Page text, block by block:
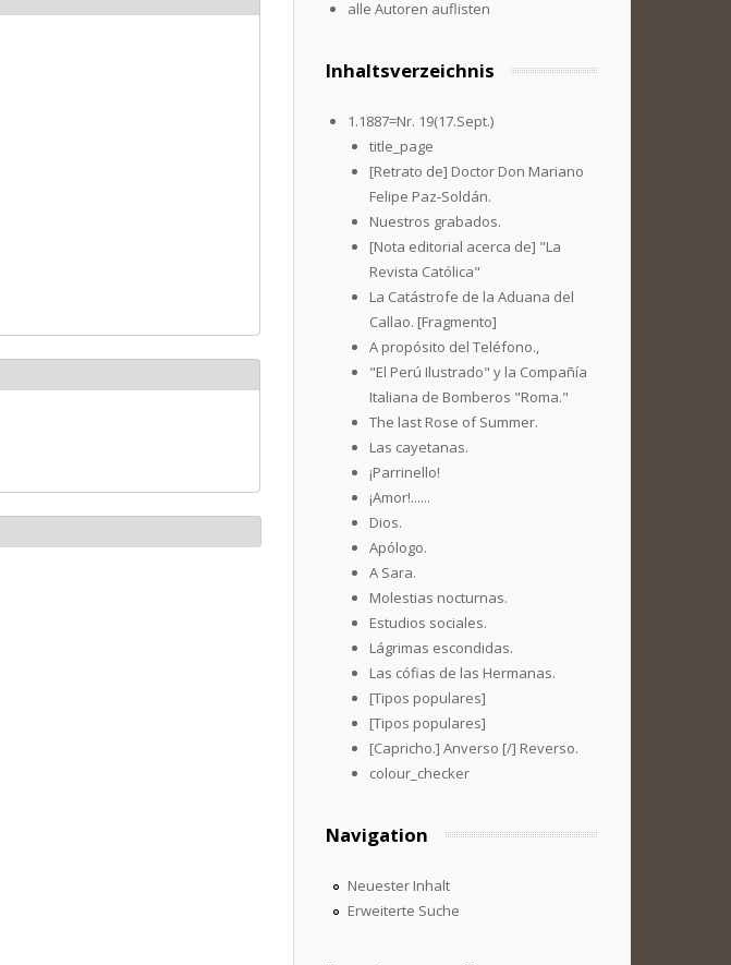
alle Autoren auflisten
Inhaltsverzeichnis
1.1887=Nr. 19(17.Sept.)
title_page
[Retrato de] Doctor Don Mariano
Felipe Paz-Soldán.
Nuestros grabados.
[Nota editorial acerca de] "La
Revista Católica"
La Catástrofe de la Aduana del
Callao. [Fragmento]
A propósito del Teléfono.,
"El Perú Ilustrado" y la Compañía
Italiana de Bomberos "Roma."
The last Rose of Summer.
Las cayetanas.
¡Parrinello!
¡Amor!......
Dios.
Apólogo.
A Sara.
Molestias nocturnas.
Estudios sociales.
Lágrimas escondidas.
Las cófias de las Hermanas.
[Tipos populares]
[Tipos populares]
[Capricho.] Anverso [/] Reverso.
colour_checker
Navigation
Neuester Inhalt
Erweiterte Suche